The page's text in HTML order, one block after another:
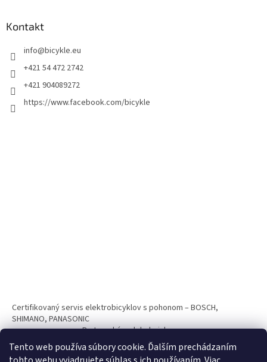
Tento web používa súbory cookie. Ďalším prechádzaním
Kontakt
info@bicykle.eu
+421 54 472 2742
+421 904089272
https://www.facebook.com/bicykle
Certifikovaný servis elektrobicyklov s pohonom – BOSCH,
SHIMANO, PANASONIC
Partnerský web hokejshop.eu